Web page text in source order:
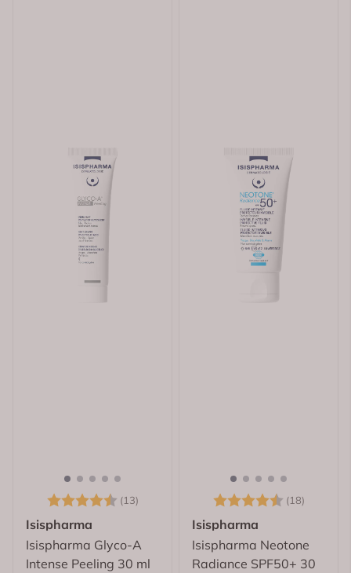
Karakter: (13)
4.5 av 5 mulige
Isispharma
Isispharma Glyco-A
Intense Peeling 30 ml
Karakter: (18)
Isispharma
Isispharma Neotone
Radiance SPF50+ 30